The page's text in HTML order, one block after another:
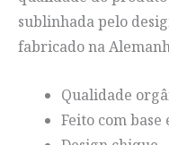
sublinhada pelo
fabricado na
Qualidade
Feito com base